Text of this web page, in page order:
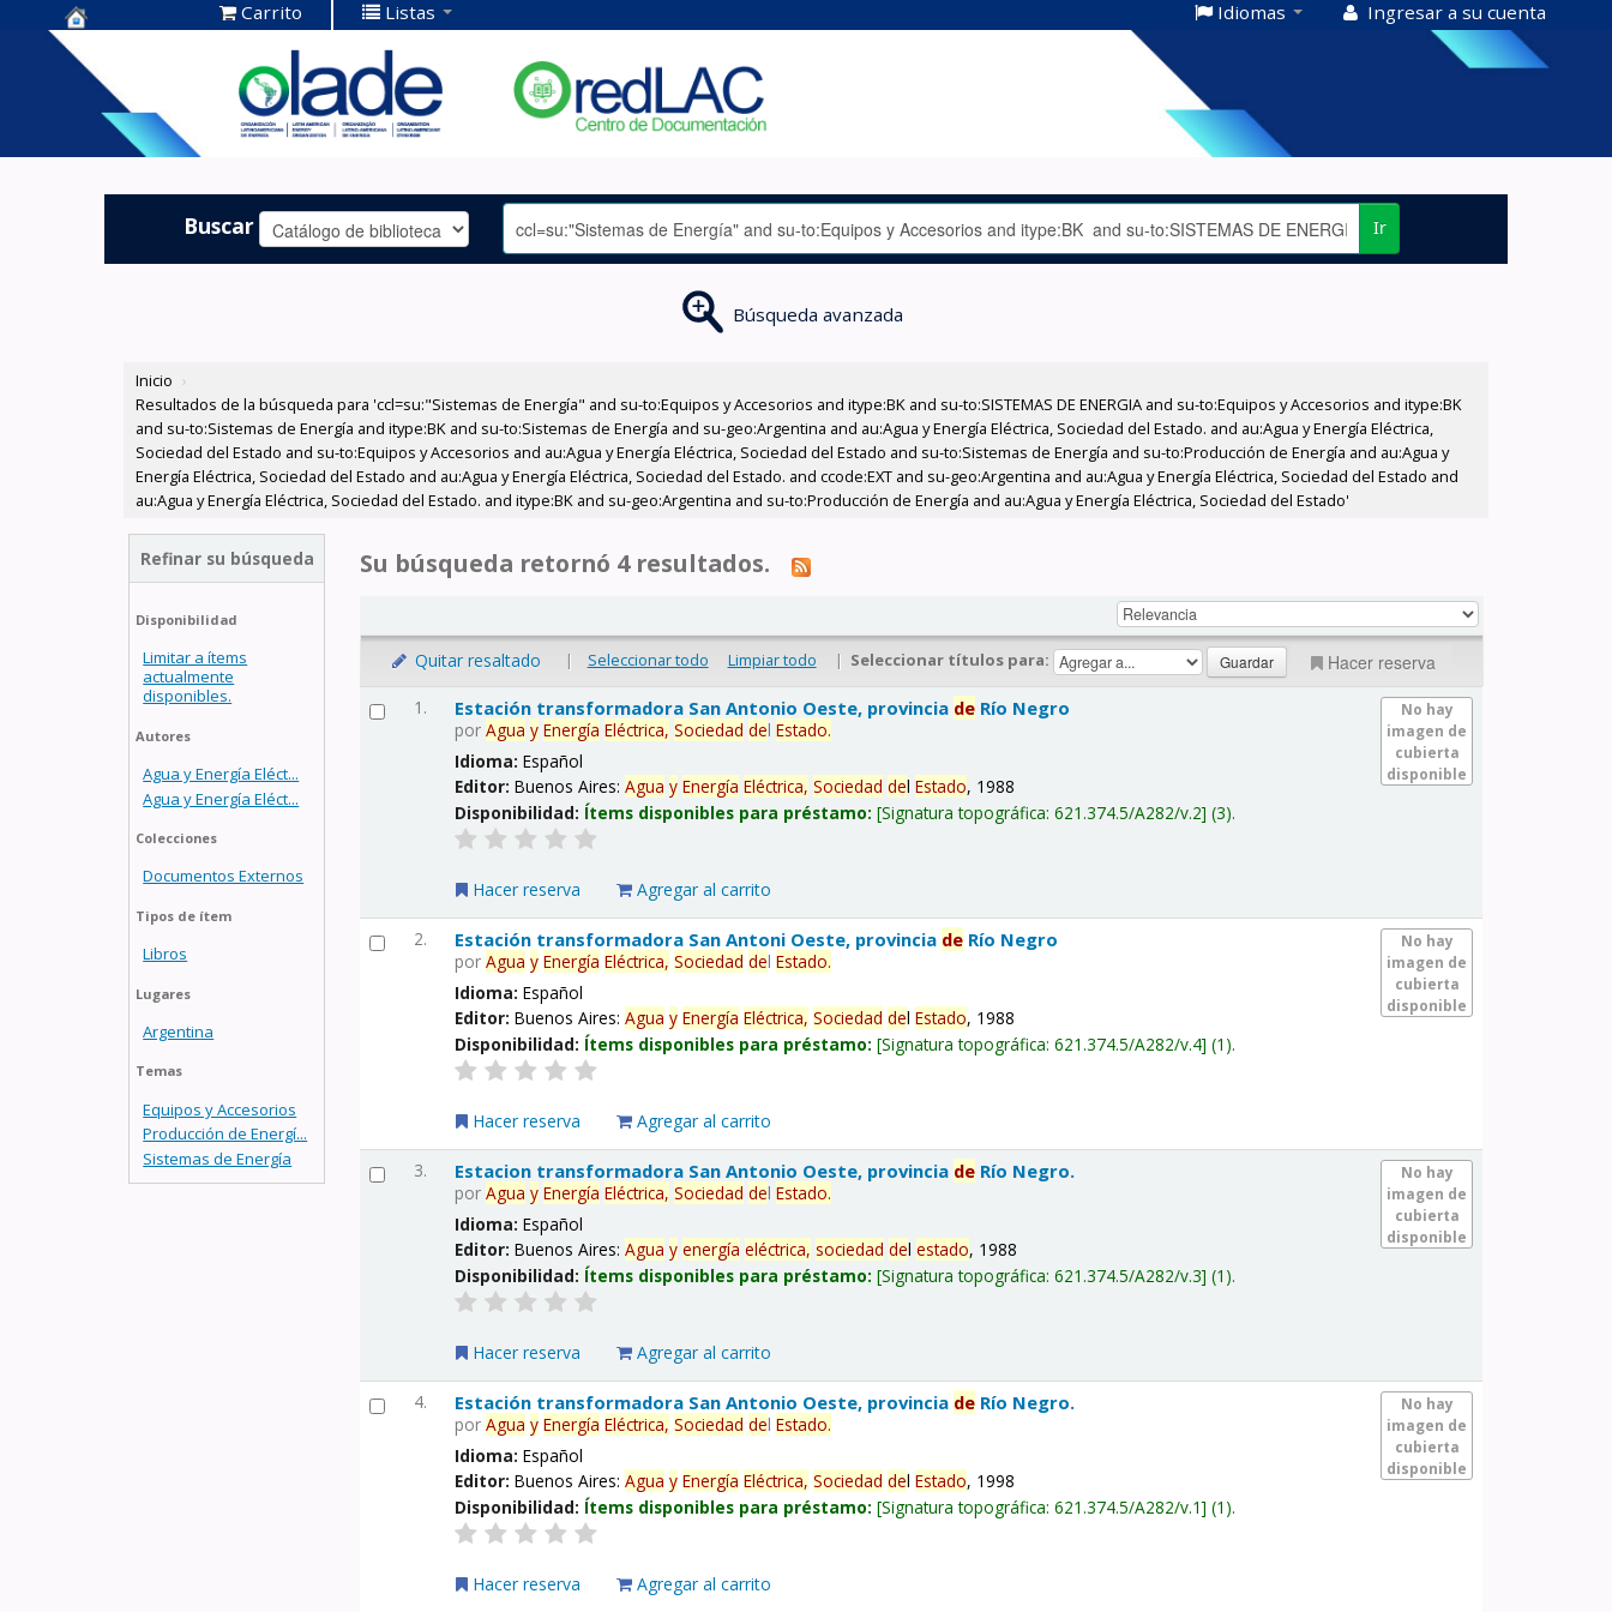
Centro de
Documentación
OLADE -
Carrito Listas Idiomas Ingresar a su cuenta
Buscar Ir
Búsqueda avanzada
Inicio ›
Resultados de la búsqueda para 'ccl=su:"Sistemas de Energía" and su-to:Equipos y Accesorios and itype:BK and su-to:SISTEMAS DE ENERGIA and su-to:Equipos y Accesorios and itype:BK
and su-to:Sistemas de Energía and itype:BK and su-to:Sistemas de Energía and su-geo:Argentina and au:Agua y Energía Eléctrica, Sociedad del Estado. and au:Agua y Energía Eléctrica,
Sociedad del Estado and su-to:Equipos y Accesorios and au:Agua y Energía Eléctrica, Sociedad del Estado and su-to:Sistemas de Energía and su-to:Producción de Energía and au:Agua y
Energía Eléctrica, Sociedad del Estado and au:Agua y Energía Eléctrica, Sociedad del Estado. and ccode:EXT and su-geo:Argentina and au:Agua y Energía Eléctrica, Sociedad del Estado and
au:Agua y Energía Eléctrica, Sociedad del Estado. and itype:BK and su-geo:Argentina and su-to:Producción de Energía and au:Agua y Energía Eléctrica, Sociedad del Estado'
Refinar su búsqueda
Disponibilidad
Limitar a ítems
actualmente
disponibles.
Autores
Agua y Energía Eléct...
Agua y Energía Eléct...
Colecciones
Documentos Externos
Tipos de ítem
Libros
Lugares
Argentina
Temas
Equipos y Accesorios
Producción de Energí...
Sistemas de Energía
Su búsqueda retornó 4 resultados.
Quitar resaltado | Seleccionar todo Limpiar todo | Seleccionar títulos para: Hacer reserva
1.
No hay
imagen de
cubierta
disponible
Estación transformadora San Antonio Oeste, provincia de Río Negro
porAgua y Energía Eléctrica, Sociedad delEstado.
Idioma:Español
Editor:Buenos Aires:Agua y Energía Eléctrica, Sociedad delEstado, 1988
Disponibilidad: Ítems disponibles para préstamo: Signatura topográfica:621.374.5/A282/v.2 (3).
Hacer reserva Agregar al carrito
2.
No hay
imagen de
cubierta
disponible
Estación transformadora San Antoni Oeste, provincia de Río Negro
porAgua y Energía Eléctrica, Sociedad delEstado.
Idioma:Español
Editor:Buenos Aires:Agua y Energía Eléctrica, Sociedad delEstado, 1988
Disponibilidad: Ítems disponibles para préstamo: Signatura topográfica:621.374.5/A282/v.4 (1).
Hacer reserva Agregar al carrito
3.
No hay
imagen de
cubierta
disponible
Estacion transformadora San Antonio Oeste, provincia de Río Negro.
porAgua y Energía Eléctrica, Sociedad delEstado.
Idioma:Español
Editor:Buenos Aires:Agua y energía eléctrica, sociedad delestado, 1988
Disponibilidad: Ítems disponibles para préstamo: Signatura topográfica:621.374.5/A282/v.3 (1).
Hacer reserva Agregar al carrito
4.
No hay
imagen de
cubierta
disponible
Estación transformadora San Antonio Oeste, provincia de Río Negro.
porAgua y Energía Eléctrica, Sociedad delEstado.
Idioma:Español
Editor:Buenos Aires:Agua y Energía Eléctrica, Sociedad delEstado, 1998
Disponibilidad: Ítems disponibles para préstamo: Signatura topográfica:621.374.5/A282/v.1 (1).
Hacer reserva Agregar al carrito